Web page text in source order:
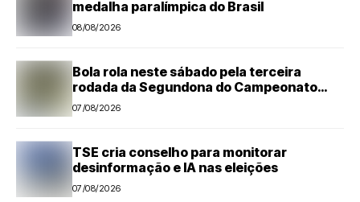
medalha paralímpica do Brasil
08/08/2026
Bola rola neste sábado pela terceira
rodada da Segundona do Campeonato
Amador de Futebol
07/08/2026
TSE cria conselho para monitorar
desinformação e IA nas eleições
07/08/2026